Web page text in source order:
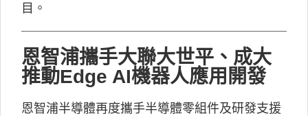
目。
恩智浦攜手大聯大世平、成大
推動Edge AI機器人應用開發
恩智浦半導體再度攜手半導體零組件及研發支援